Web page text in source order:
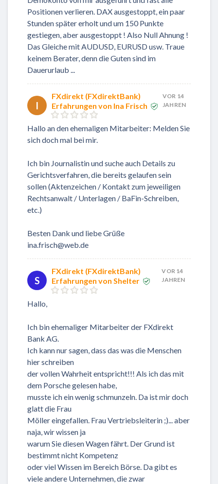
Positionen verlieren. DAX ausgestoppt, ein paar
Stunden später erholt und um 150 Punkte
gestiegen, aber ausgestoppt ! Also Null Ahnung !
Das Gleiche mit AUDUSD, EURUSD usw. Traue
keinem Berater, denn die Guten sind im
Dauerurlaub ...
I
FXdirekt (FXdirektBank)
Erfahrungen von Ina Frisch
VOR 14
JAHREN
Hallo an den ehemaligen Mitarbeiter: Melden Sie
sich doch mal bei mir.
Ich bin Journalistin und suche auch Details zu
Gerichtsverfahren, die bereits gelaufen sein
sollen (Aktenzeichen / Kontakt zum jeweiligen
Rechtsanwalt / Unterlagen / BaFin-Schreiben,
etc.)
Besten Dank und liebe Grüße
ina.frisch@web.de
S
FXdirekt (FXdirektBank)
Erfahrungen von Shelter
VOR 14
JAHREN
Hallo,
Ich bin ehemaliger Mitarbeiter der FXdirekt
Bank AG.
Ich kann nur sagen, dass das was die Menschen
hier schreiben
der vollen Wahrheit entspricht!!! Als ich das mit
dem Porsche gelesen habe,
musste ich ein wenig schmunzeln. Da ist mir doch
glatt die Frau
Möller eingefallen. Frau Vertriebsleiterin ;)... aber
naja, wir wissen ja
warum Sie diesen Wagen fährt. Der Grund ist
bestimmt nicht Kompetenz
oder viel Wissen im Bereich Börse. Da gibt es
viele andere Unternehmen, die zwar